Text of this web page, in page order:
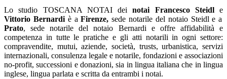
Lo studio TOSCANA NOTAI deinotai Francesco Steidle
Vittorio Bernardiè a Firenze,sede notarile del notaio Steidl e a
Prato, sede notarile del notaio Bernardi e offre affidabilità e
competenza in tutte le pratiche e gli atti notarili in ogni settore:
compravendite, mutui, aziende, società, trusts, urbanistica, servizi
internazionali, consulenza legale e notarile, fondazioni e associazioni
no-profit, successioni e donazioni, sia in lingua italiana che in lingua
inglese, lingua parlata e scritta da entrambi i notai.